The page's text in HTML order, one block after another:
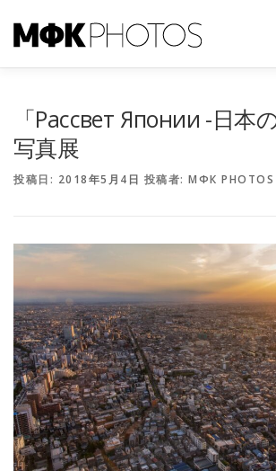
「Рассвет Японии -日本
写真展
投稿日: 2018年5月4日 投稿者: МФК PHOTOS